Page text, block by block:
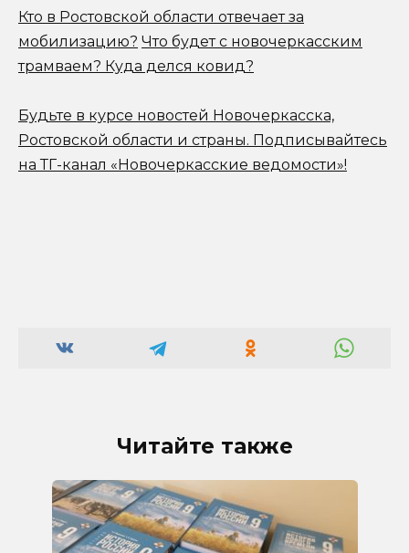
Кто в Ростовской области отвечает за
мобилизацию? Что будет с новочеркасским
трамваем? Куда делся ковид?
Будьте в курсе новостей Новочеркасска,
Ростовской области и страны. Подписывайтесь
на ТГ-канал «Новочеркасские ведомости»!
Читайте также